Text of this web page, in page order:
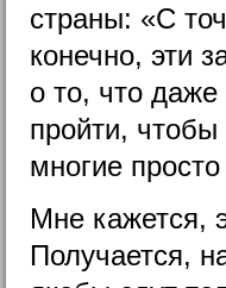
страны: «С
конечно, эти
о то, что даже
пройти,
многие просто
Мне кажется,
Получается,